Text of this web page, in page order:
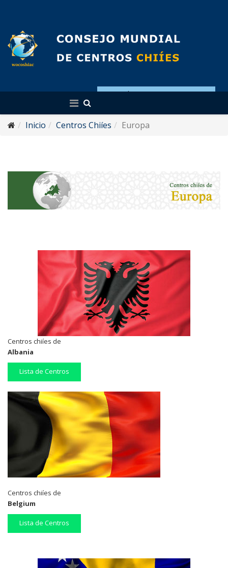
Español
Inicio Centros Chiíes Europa
Centros chiíes de
Albania
Lista de Centros
Centros chiíes de
Belgium
Lista de Centros